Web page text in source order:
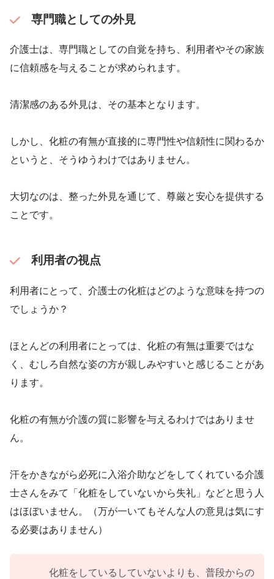
専門職としての外見
介護士は、専門職としての自覚を持ち、利用者やその家族
に信頼感を与えることが求められます。
清潔感のある外見は、その基本となります。
しかし、化粧の有無が直接的に専門性や信頼性に関わるか
というと、そうゆうわけではありません。
大切なのは、整った外見を通じて、尊厳と安心を提供する
ことです。
利用者の視点
利用者にとって、介護士の化粧はどのような意味を持つの
でしょうか？
ほとんどの利用者にとっては、化粧の有無は重要ではな
く、むしろ自然な姿の方が親しみやすいと感じることがあ
ります。
化粧の有無が介護の質に影響を与えるわけではありませ
ん。
汗をかきながら必死に入浴介助などをしてくれている介護
士さんをみて「化粧をしていないから失礼」などと思う人
はほぼいません。（万が一いてもそんな人の意見は気にす
る必要はありません）
化粧をしているしていないよりも、普段からの